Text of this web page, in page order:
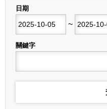
日期
~
結束日期
關鍵字